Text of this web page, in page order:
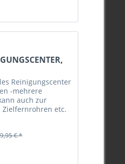
Reinigungscenter
-mehrere
auch zur
Zielfernrohren etc.
-Farbe Rot
€ *